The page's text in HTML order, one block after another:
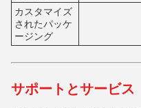
カスタマイズ
されたパッケ
ージング
サポートとサービス